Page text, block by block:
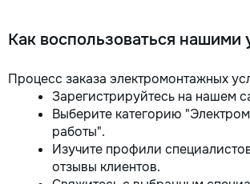
Как воспользоваться нашими
Процесс заказа электромонтажных
Зарегистрируйтесь на нашем
Выберите категорию
работы".
Изучите профили
отзывы клиентов.